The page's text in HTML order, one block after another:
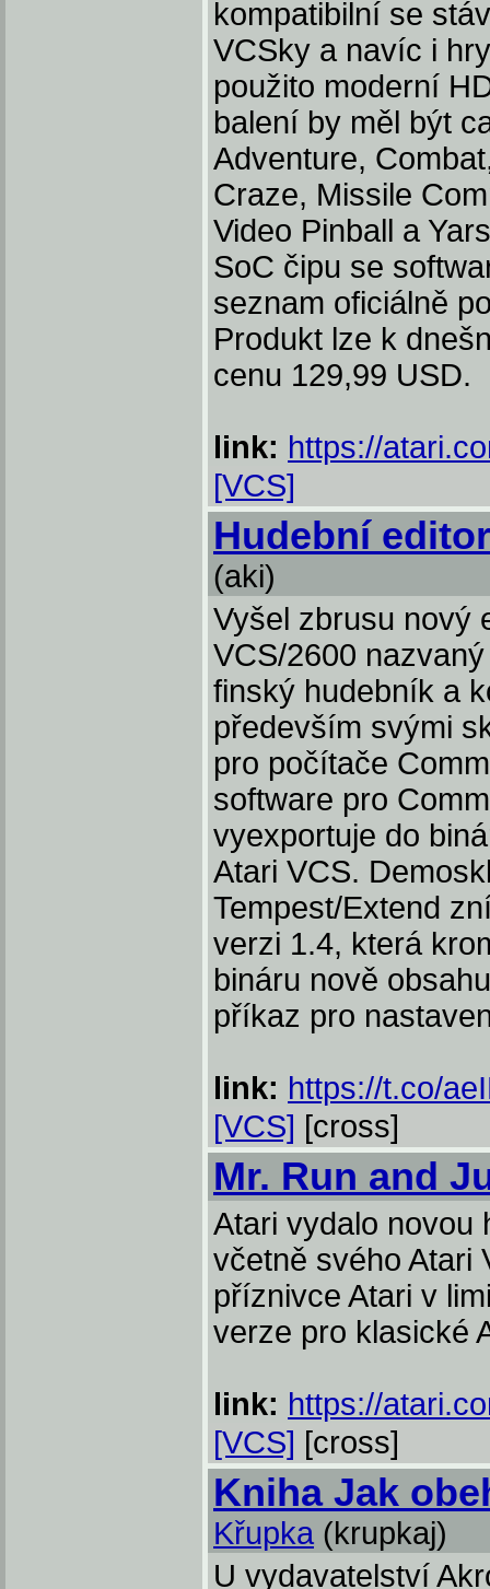
kompatibilní se
VCSky a navíc i
použito moderní
balení by měl být
Adventure,
Craze, Missile
Video Pinball a
SoC čipu se
seznam oficiálně
Produkt lze k
cenu 129,99 USD.
link: https://
[VCS]
Hudební
(aki)
Vyšel zbrusu nový
VCS/2600
finský hudebník a
především svými
pro počítače
software pro
vyexportuje do
Atari VCS.
Tempest/Extend
verzi 1.4, která
bináru nově
příkaz pro
link: https://t.co/
[VCS] [cross]
Mr. Run and
Atari vydalo novou
včetně svého Atari
příznivce Atari v
verze pro klasické
link: https://
[VCS] [cross]
Kniha Jak
Křupka (krupkaj)
U vydavatelství